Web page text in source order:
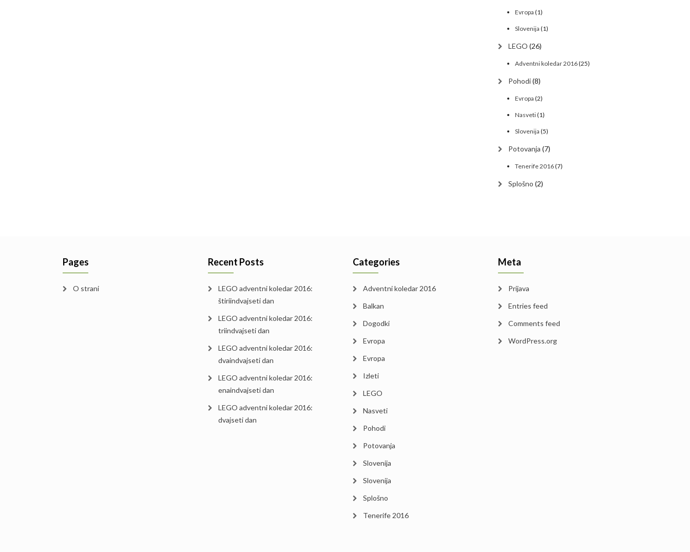
Evropa (1)
Slovenija (1)
LEGO (26)
Adventni koledar 2016(25)
Pohodi(8)
Evropa (2)
Nasveti(1)
Slovenija (5)
Potovanja (7)
Tenerife 2016(7)
Splošno (2)
Pages
O strani
Recent Posts
LEGO adventni koledar 2016:
štiriindvajseti dan
LEGO adventni koledar 2016:
triindvajseti dan
LEGO adventni koledar 2016:
dvaindvajseti dan
LEGO adventni koledar 2016:
enaindvajseti dan
LEGO adventni koledar 2016:
dvajseti dan
Categories
Adventni koledar 2016
Balkan
Dogodki
Evropa
Evropa
Izleti
LEGO
Nasveti
Pohodi
Potovanja
Slovenija
Slovenija
Splošno
Tenerife 2016
Meta
Prijava
Entries feed
Comments feed
WordPress.org